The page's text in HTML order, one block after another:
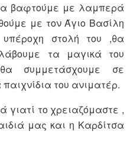
βαφτούμε με λαμπερά
με τον Άγιο Βασίλη
στολή του ,θα
τα μαγικά του
συμμετάσχουμε σε
του ανιματέρ.
γιατί το χρειαζόμαστε ,
μας και η Καρδίτσα